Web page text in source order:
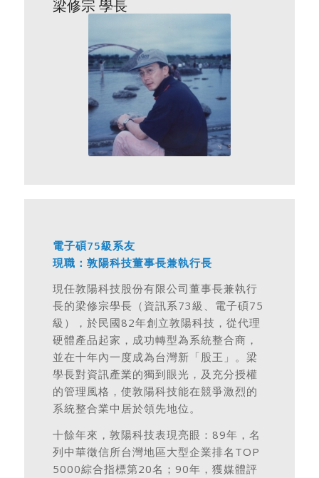
梁修宗 學長
電子碩75級系友
現職：敦陽科技董事長兼執行長
現任敦陽科技股份有限公司董事長兼執行
長的梁修宗學長（資訊系73級、電子碩75
級），於民國82年創立敦陽科技，從代理
硬體產品起家，成功轉型為系統整合商，
並在十年內一度成為台灣新「股王」。梁
學長對資訊產業的獨到眼光，及充分授權
的管理風格，使敦陽科技能在競爭激烈的
系統整合業中居於領先地位。
十餘年來，敦陽科技表現亮眼：89年，名
列中華徵信所台灣地區大型企業排名TOP
5000綜合指標第20名；90年，獲媒體評